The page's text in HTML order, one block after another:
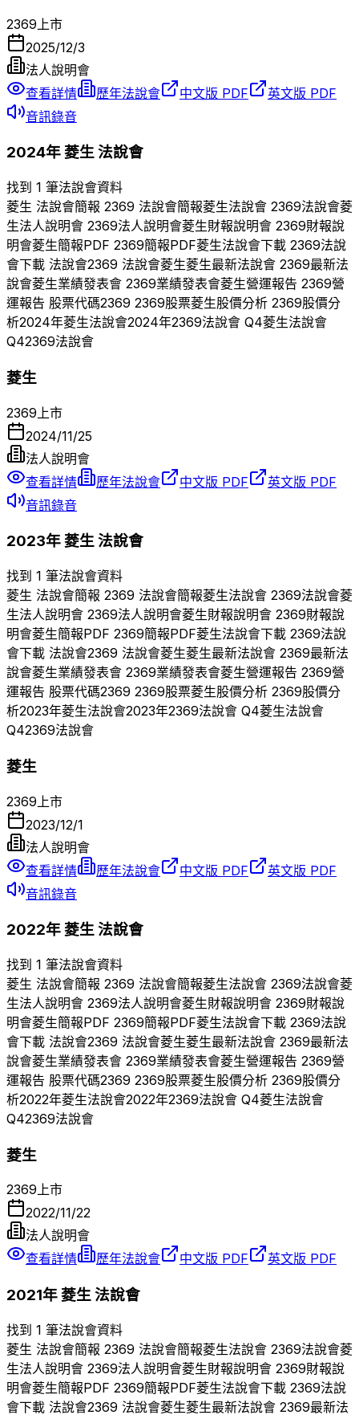
2369 上市
2025/12/3
法人說明會
查看詳情
歷年法說會 中文版 PDF
英文版 PDF
音訊錄音
2024年菱生法說會
找到 1 筆法說會資料
菱生 法說會簡報 2369 法說會簡報菱生法說會 2369法說會菱
生法人說明會 2369法人說明會菱生財報說明會 2369財報說
明會菱生簡報PDF 2369簡報PDF菱生法說會下載 2369法說
會下載 法說會2369 法說會菱生菱生最新法說會 2369最新法
說會菱生業績發表會 2369業績發表會菱生營運報告 2369營
運報告 股票代碼2369 2369股票菱生股價分析 2369股價分
析2024年菱生法說會2024年2369法說會 Q4菱生法說會
Q42369法說會
菱生
2369 上市
2024/11/25
法人說明會
查看詳情
歷年法說會 中文版 PDF
英文版 PDF
音訊錄音
2023年菱生法說會
找到 1 筆法說會資料
菱生 法說會簡報 2369 法說會簡報菱生法說會 2369法說會菱
生法人說明會 2369法人說明會菱生財報說明會 2369財報說
明會菱生簡報PDF 2369簡報PDF菱生法說會下載 2369法說
會下載 法說會2369 法說會菱生菱生最新法說會 2369最新法
說會菱生業績發表會 2369業績發表會菱生營運報告 2369營
運報告 股票代碼2369 2369股票菱生股價分析 2369股價分
析2023年菱生法說會2023年2369法說會 Q4菱生法說會
Q42369法說會
菱生
2369 上市
2023/12/1
法人說明會
查看詳情
歷年法說會 中文版 PDF
英文版 PDF
音訊錄音
2022年菱生法說會
找到 1 筆法說會資料
菱生 法說會簡報 2369 法說會簡報菱生法說會 2369法說會菱
生法人說明會 2369法人說明會菱生財報說明會 2369財報說
明會菱生簡報PDF 2369簡報PDF菱生法說會下載 2369法說
會下載 法說會2369 法說會菱生菱生最新法說會 2369最新法
說會菱生業績發表會 2369業績發表會菱生營運報告 2369營
運報告 股票代碼2369 2369股票菱生股價分析 2369股價分
析2022年菱生法說會2022年2369法說會 Q4菱生法說會
Q42369法說會
菱生
2369上市
2022/11/22
法人說明會
查看詳情
歷年法說會 中文版 PDF 英文版 PDF
2021年菱生法說會
找到 1 筆法說會資料
菱生 法說會簡報 2369 法說會簡報菱生法說會 2369法說會菱
生法人說明會 2369法人說明會菱生財報說明會 2369財報說
明會菱生簡報PDF 2369簡報PDF菱生法說會下載 2369法說
會下載 法說會2369 法說會菱生菱生最新法說會 2369最新法